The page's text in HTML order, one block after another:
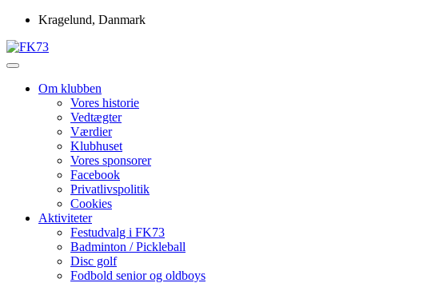
Skip
content
Kragelund, Danmark
FK73
Om klubben
Vores historie
Vedtægter
Værdier
Klubhuset
Vores sponsorer
Facebook
Privatlivspolitik
Cookies
Aktiviteter
Festudvalg i FK73
Badminton / Pickleball
Disc golf
Fodbold senior og oldboys